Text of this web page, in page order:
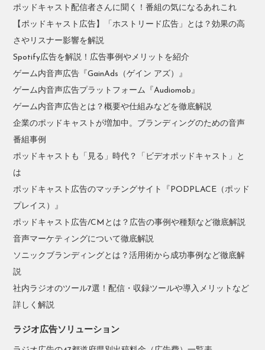
ポッドキャスト配信者さんに聞く！番組の気になるあれこれ
【ポッドキャスト広告】「ホストリード広告」とは？効果の高
さやリスナー影響を解説
Spotify広告を解説！広告事例やメリットを紹介
ゲーム内音声広告『GainAds（ゲイン アズ）』
ゲーム内音声広告プラットフォーム『Audiomob』
ゲーム内音声広告とは？概要や仕組みなどを徹底解説
企業のポッドキャストが増加中。ブランディングのための音声
番組事例
ポッドキャストも「見る」時代？「ビデオポッドキャスト」と
は
ポッドキャスト広告のマッチングサイト『PODPLACE（ポッド
プレイス）』
ポッドキャスト広告/CMとは？広告の事例や種類など徹底解説
音声マーケティングについて徹底解説
ソニックブランディングとは？活用術から成功事例など徹底解
説
社内ラジオのツール7選！配信・収録ツールや導入メリットなど
詳しく解説
ラジオ広告ソリューション